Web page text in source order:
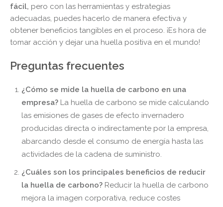
fácil, pero con las herramientas y estrategias
adecuadas, puedes hacerlo de manera efectiva y
obtener beneficios tangibles en el proceso. ¡Es hora de
tomar acción y dejar una huella positiva en el mundo!
Preguntas frecuentes
¿Cómo se mide la huella de carbono en una
empresa?La huella de carbono se mide calculando
las emisiones de gases de efecto invernadero
producidas directa o indirectamente por la empresa,
abarcando desde el consumo de energía hasta las
actividades de la cadena de suministro.
¿Cuáles son los principales beneficios de reducir
la huella de carbono?Reducir la huella de carbono
mejora la imagen corporativa, reduce costes